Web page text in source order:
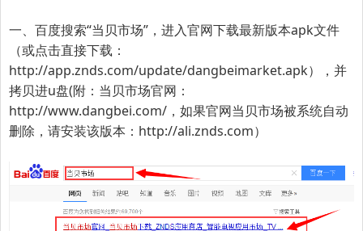
一、百度搜索“当贝市场”，进入官网下载最新版本apk文件
（或点击直接下载：
http://app.znds.com/update/dangbeimarket.apk），并
拷贝进u盘(附：当贝市场官网：
http://www.dangbei.com/ ， 如果官网当贝市场被系统自动
删除，请安装该版本： http://ali.znds.com）